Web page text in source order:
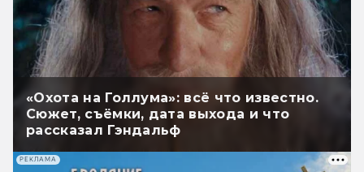
«Охота на Голлума»: всё что известно.
Сюжет, съёмки, дата выхода и что
рассказал Гэндальф
РЕКЛАМА